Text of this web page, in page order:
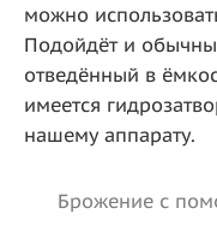
можно
Подойдёт и
отведённый в
имеется
нашему аппарату.
Брожение с